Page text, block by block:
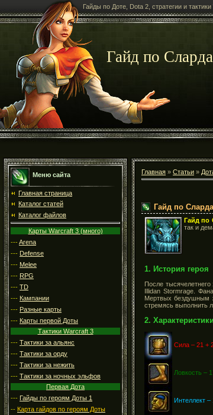
Гайды по Доте, Dota 2, стратегии и
Гайд по
Меню сайта
Главная страница
Каталог статей
Каталог файлов
Карты Warcraft 3 (много)
---Arena
--- Defense
--- Melee
--- RPG
--- TD
--- Кампании
--- Разные карты
--- Карты первой Доты
Тактики Warcraft 3
--- Тактики за альянс
--- Тактики за орду
--- Тактики за нежить
--- Тактики за ночных эльфов
Первая Дота
--- Гайды по героям Доты 1
-- Карта гайдов по героям Доты
Главная » Статьи »
Гайд по
Гайд по
так и
1. История героя
После
Illidan Stormrage.
Мертвых бездушным
стремясь выполнить
2.
Сила – 21 +
Ловкость –
Интеллект –